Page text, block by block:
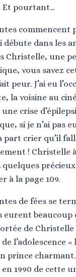
Et pourtant…
commencent
débute dans les
Christelle, une
vous savez
peur. J’ai eu
la voisine au
crise
si je n’ai pas
part crier qu’il
! Christelle
quelques
à la page 109.
de fées se
beaucoup
de Christelle
l’adolescence «
prince
1990 de cette